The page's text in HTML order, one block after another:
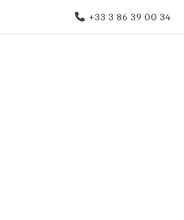
+33 3 86 39 00 34